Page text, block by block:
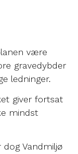
være
gravedybder
ledninger.
giver fortsat
mindst
dog Vandmiljø